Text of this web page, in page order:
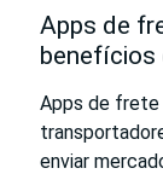
Apps de
benefícios
Apps de frete
enviar